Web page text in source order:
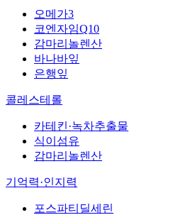
오메가3
코엔자임Q10
감마리놀렌산
바나바잎
은행잎
콜레스테롤
카테킨·녹차추출물
식이섬유
감마리놀렌산
기억력·인지력
포스파티딜세린